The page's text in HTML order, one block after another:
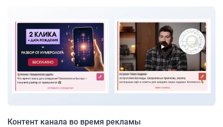
Контент канала во время рекламы